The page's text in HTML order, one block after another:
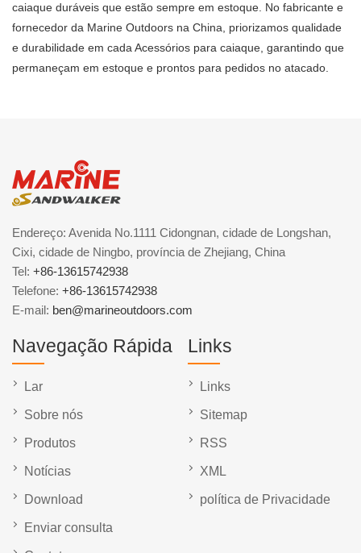
caiaque duráveis ​​que estão sempre em estoque. No fabricante e
fornecedor da Marine Outdoors na China, priorizamos qualidade
e durabilidade em cada Acessórios para caiaque, garantindo que
permaneçam em estoque e prontos para pedidos no atacado.
Endereço: Avenida No.1111 Cidongnan, cidade de Longshan,
Cixi, cidade de Ningbo, província de Zhejiang, China
Tel: +86-13615742938
Telefone: +86-13615742938
E-mail: ben@marineoutdoors.com
Navegação Rápida
Lar
Sobre nós
Produtos
Notícias
Download
Enviar consulta
Links
Links
Sitemap
RSS
XML
política de Privacidade